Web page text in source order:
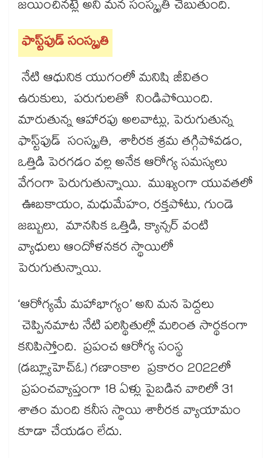
జయించినట్లే అని మన సంస్కృతి చెబుతుంది.
ఫాస్ట్‌‌‌‌‌‌‌‌ఫుడ్ సంస్కృతి
నేటి ఆధునిక యుగంలో మనిషి జీవితం
ఉరుకులు, పరుగులతో నిండిపోయింది.
మారుతున్న ఆహారపు అలవాట్లు, పెరుగుతున్న
ఫాస్ట్‌‌‌‌‌‌‌‌ఫుడ్ సంస్కృతి, శారీరక శ్రమ తగ్గిపోవడం,
ఒత్తిడి పెరగడం వల్ల అనేక ఆరోగ్య సమస్యలు
వేగంగా పెరుగుతున్నాయి. ముఖ్యంగా యువతలో
ఊబకాయం, మధుమేహం, రక్తపోటు, గుండె
జబ్బులు, మానసిక ఒత్తిడి, క్యాన్సర్ వంటి
వ్యాధులు ఆందోళనకర స్థాయిలో
పెరుగుతున్నాయి.
‘ఆరోగ్యమే మహాభాగ్యం’ అని మన పెద్దలు
చెప్పినమాట నేటి పరిస్థితుల్లో మరింత సార్థకంగా
కనిపిస్తోంది. ప్రపంచ ఆరోగ్య సంస్థ
(డబ్ల్యూహెచ్‌‌‌‌‌‌‌‌ఓ) గణాంకాల ప్రకారం 2022లో
ప్రపంచవ్యాప్తంగా 18 ఏళ్లు పైబడిన వారిలో 31
శాతం మంది కనీస స్థాయి శారీరక వ్యాయామం
కూడా చేయడం లేదు.